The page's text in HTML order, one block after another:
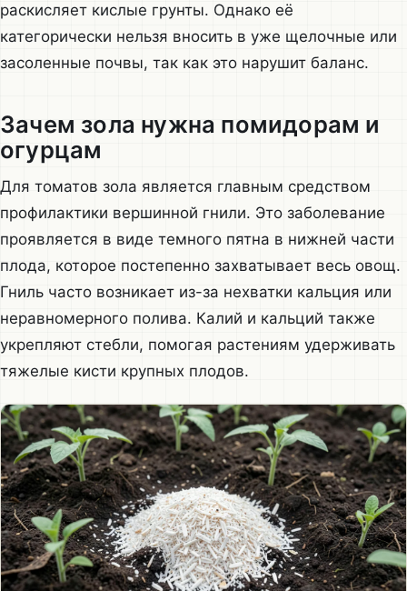
раскисляет кислые грунты. Однако её
категорически нельзя вносить в уже щелочные или
засоленные почвы, так как это нарушит баланс.
Зачем зола нужна помидорам и
огурцам
Для томатов зола является главным средством
профилактики вершинной гнили. Это заболевание
проявляется в виде темного пятна в нижней части
плода, которое постепенно захватывает весь овощ.
Гниль часто возникает из-за нехватки кальция или
неравномерного полива. Калий и кальций также
укрепляют стебли, помогая растениям удерживать
тяжелые кисти крупных плодов.